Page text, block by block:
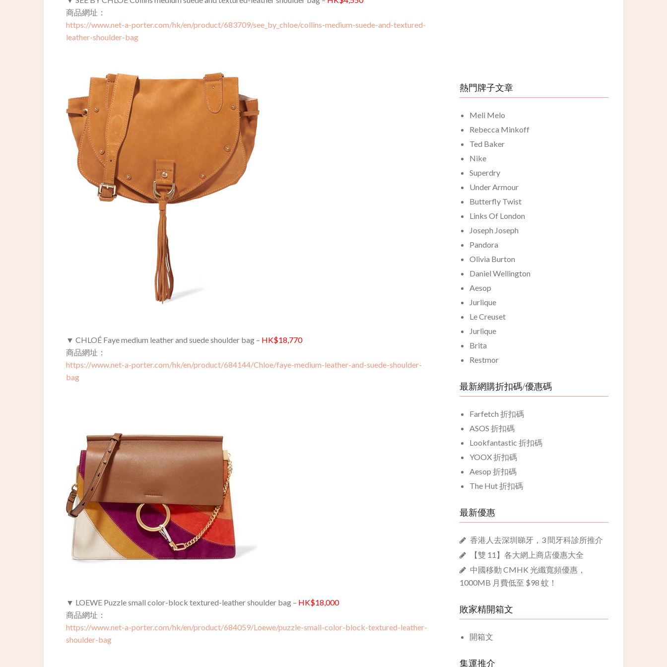
商品網址：
https://www.net-a-porter.com/hk/en/product/683709/see_by_chloe/collins-medium-suede-and-textured-
leather-shoulder-bag
▼ CHLOÉ Faye medium leather and suede shoulder bag – HK$18,770
商品網址：
https://www.net-a-porter.com/hk/en/product/684144/Chloe/faye-medium-leather-and-suede-shoulder-
bag
▼ LOEWE Puzzle small color-block textured-leather shoulder bag – HK$18,000
商品網址：
https://www.net-a-porter.com/hk/en/product/684059/Loewe/puzzle-small-color-block-textured-leather-
shoulder-bag
熱門牌子文章
Meli Melo
Rebecca Minkoff
Ted Baker
Nike
Superdry
Under Armour
Butterfly Twist
Links Of London
Joseph Joseph
Pandora
Olivia Burton
Daniel Wellington
Aesop
Jurlique
Le Creuset
Jurlique
Brita
Restmor
最新網購折扣碼/優惠碼
Farfetch 折扣碼
ASOS 折扣碼
Lookfantastic 折扣碼
YOOX 折扣碼
Aesop 折扣碼
The Hut 折扣碼
最新優惠
香港人去深圳睇牙，3 間牙科診所推介
【雙 11】各大網上商店優惠大全
中國移動 CMHK 光纖寬頻優惠，
1000MB 月費低至 $98 蚊！
敗家精開箱文
開箱文
集運推介